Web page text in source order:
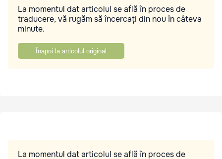
La momentul dat articolul se află în proces de
traducere, vă rugăm să încercați din nou în câteva
minute.
Înapoi la articolul original
La momentul dat articolul se află în proces de